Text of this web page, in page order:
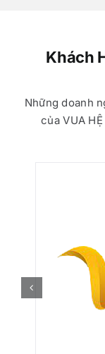
Khách
Những doanh
của VUA